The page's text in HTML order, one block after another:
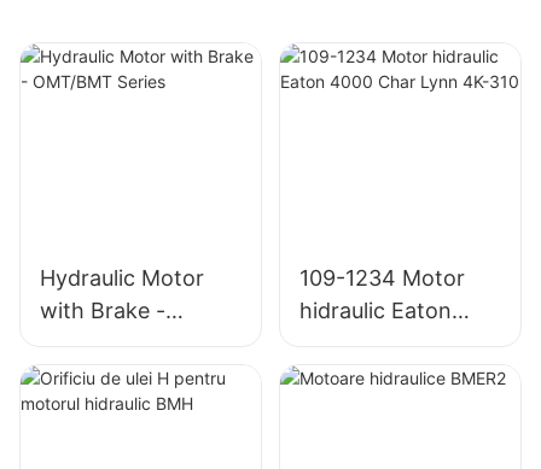
Hydraulic Motor
with Brake -
OMT/BMT Series
109-1234 Motor
hidraulic Eaton
4000 Char Lynn
4K-310